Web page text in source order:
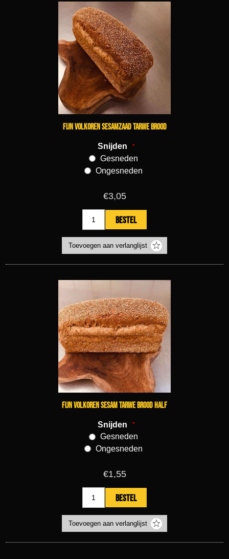
Fijn volkoren sesamzaad tarwe brood
Snijden *
Gesneden
Ongesneden
€3,05
fijn volkoren sesam tarwe brood half
Snijden *
Gesneden
Ongesneden
€1,55